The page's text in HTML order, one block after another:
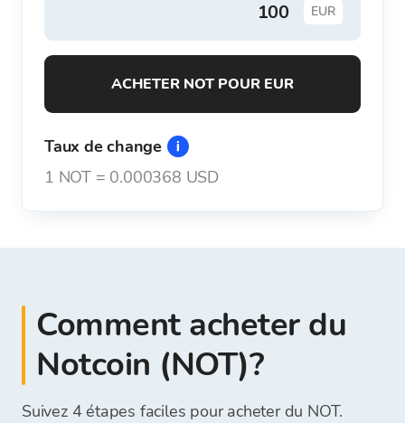
EUR
ACHETER NOT POUR EUR
Taux de change
1 NOT = 0.000368 USD
Comment acheter du
Notcoin (NOT)?
Suivez 4 étapes faciles pour acheter du NOT.